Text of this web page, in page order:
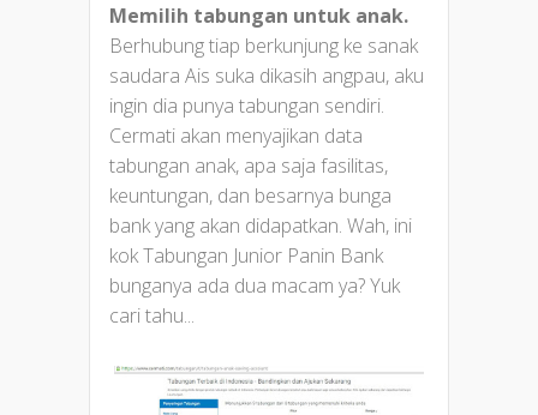
Memilih tabungan untuk anak.
Berhubung tiap berkunjung ke sanak
saudara Ais suka dikasih angpau, aku
ingin dia punya tabungan sendiri.
Cermati akan menyajikan data
tabungan anak, apa saja fasilitas,
keuntungan, dan besarnya bunga
bank yang akan didapatkan. Wah, ini
kok Tabungan Junior Panin Bank
bunganya ada dua macam ya? Yuk
cari tahu...